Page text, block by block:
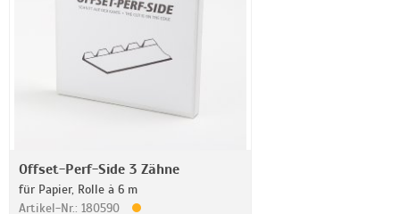
Offset-Perf-Side 3 Zähne
für Papier, Rolle à 6 m
Artikel-Nr.: 180590